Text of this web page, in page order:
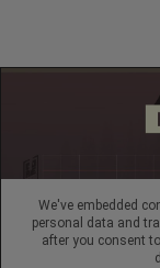
We've embedded
personal data and
after you consent